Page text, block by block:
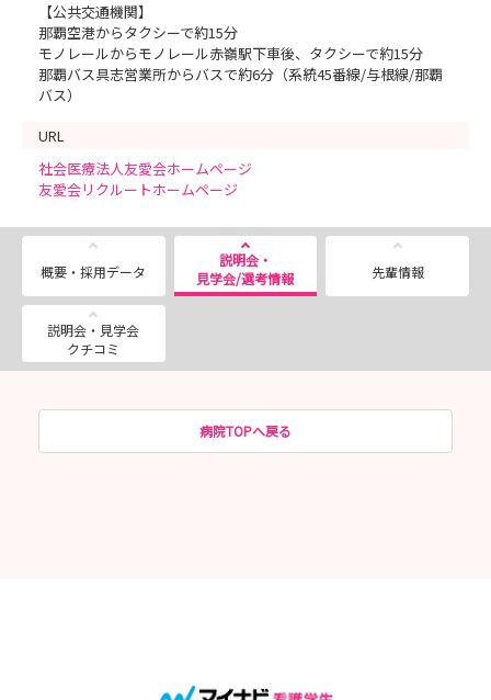
【公共交通機関】
那覇空港からタクシーで約15分
モノレールからモノレール赤嶺駅下車後、タクシーで約15分
那覇バス具志営業所からバスで約6分（系統45番線/与根線/那覇
バス）
URL
社会医療法人友愛会ホームページ
友愛会リクルートホームページ
概要・採用データ
説明会・
見学会/選考情報
先輩情報
説明会・見学会
クチコミ
病院TOPへ戻る